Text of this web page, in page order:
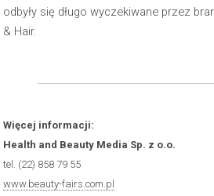
Więcej informacji:
Health and Beauty Media Sp. z o.o.
tel. (22) 858 79 55
www.beauty-fairs.com.pl